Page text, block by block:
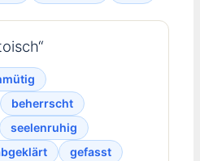
beherrscht
seelenruhig
gefasst